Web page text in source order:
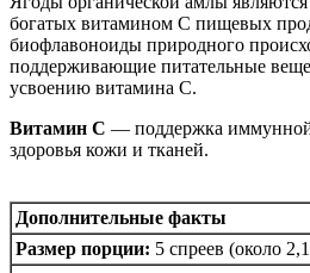
богатых витамином C пищевых
биофлавоноиды природного
поддерживающие питательные
усвоению витамина C.
Витамин C — поддержка
здоровья кожи и тканей.
Дополнительные факты
Размер порции: 5 спреев (около